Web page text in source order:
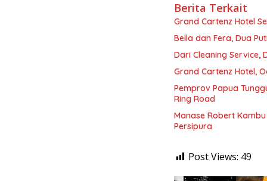
Berita Terkait
Grand Cartenz Hotel
Bella dan Fera, Dua
Dari Cleaning Service,
Grand Cartenz Hotel,
Pemprov Papua
Ring Road
Manase Robert
Persipura
Post Views: 49